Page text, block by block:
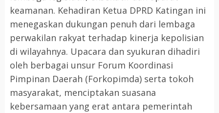
keamanan. Kehadiran Ketua DPRD Katingan ini
menegaskan dukungan penuh dari lembaga
perwakilan rakyat terhadap kinerja kepolisian
di wilayahnya. Upacara dan syukuran dihadiri
oleh berbagai unsur Forum Koordinasi
Pimpinan Daerah (Forkopimda) serta tokoh
masyarakat, menciptakan suasana
kebersamaan yang erat antara pemerintah